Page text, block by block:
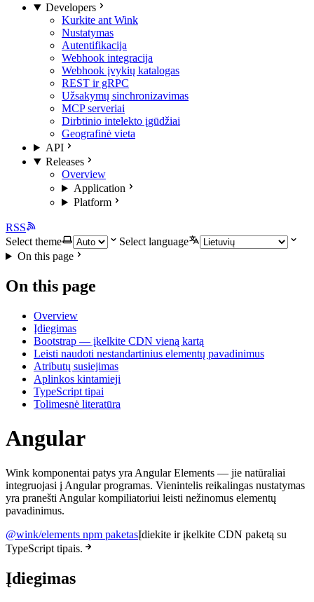
Developers
Kurkite ant Wink
Nustatymas
Autentifikacija
Webhook integracija
Webhook įvykių katalogas
REST ir gRPC
Užsakymų sinchronizavimas
MCP serveriai
Dirbtinio intelekto įgūdžiai
Geografinė vieta
API
Releases
Overview
Application
Platform
RSS
Select theme
Select language
On this page
On this page
Overview
Įdiegimas
Bootstrap — įkelkite CDN vieną kartą
Leisti naudoti nestandartinius elementų pavadinimus
Atributų susiejimas
Aplinkos kintamieji
TypeScript tipai
Tolimesnė literatūra
Angular
Wink komponentai patys yra Angular Elements — jie natūraliai
integruojasi į Angular programas. Vienintelis reikalingas nustatymas
yra pranešti Angular kompiliatoriui leisti nežinomus elementų
pavadinimus.
@wink/elements npm paketasĮdiekite ir įkelkite CDN paketą su
TypeScript tipais.
Įdiegimas